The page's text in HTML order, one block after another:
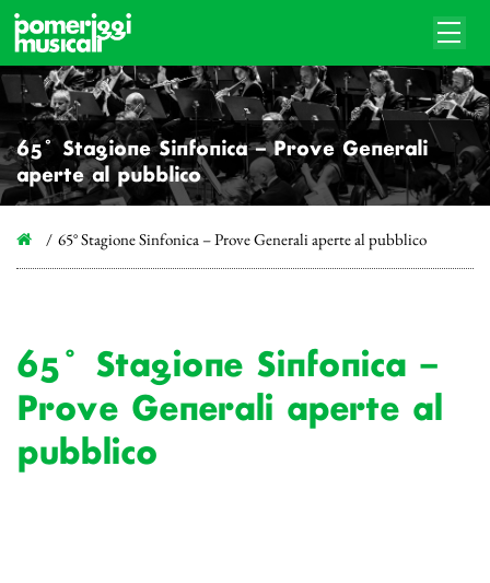
65° Stagione Sinfonica – Prove Generali
aperte al pubblico
65° Stagione Sinfonica – Prove Generali aperte al pubblico
65° Stagione Sinfonica –
Prove Generali aperte al
pubblico